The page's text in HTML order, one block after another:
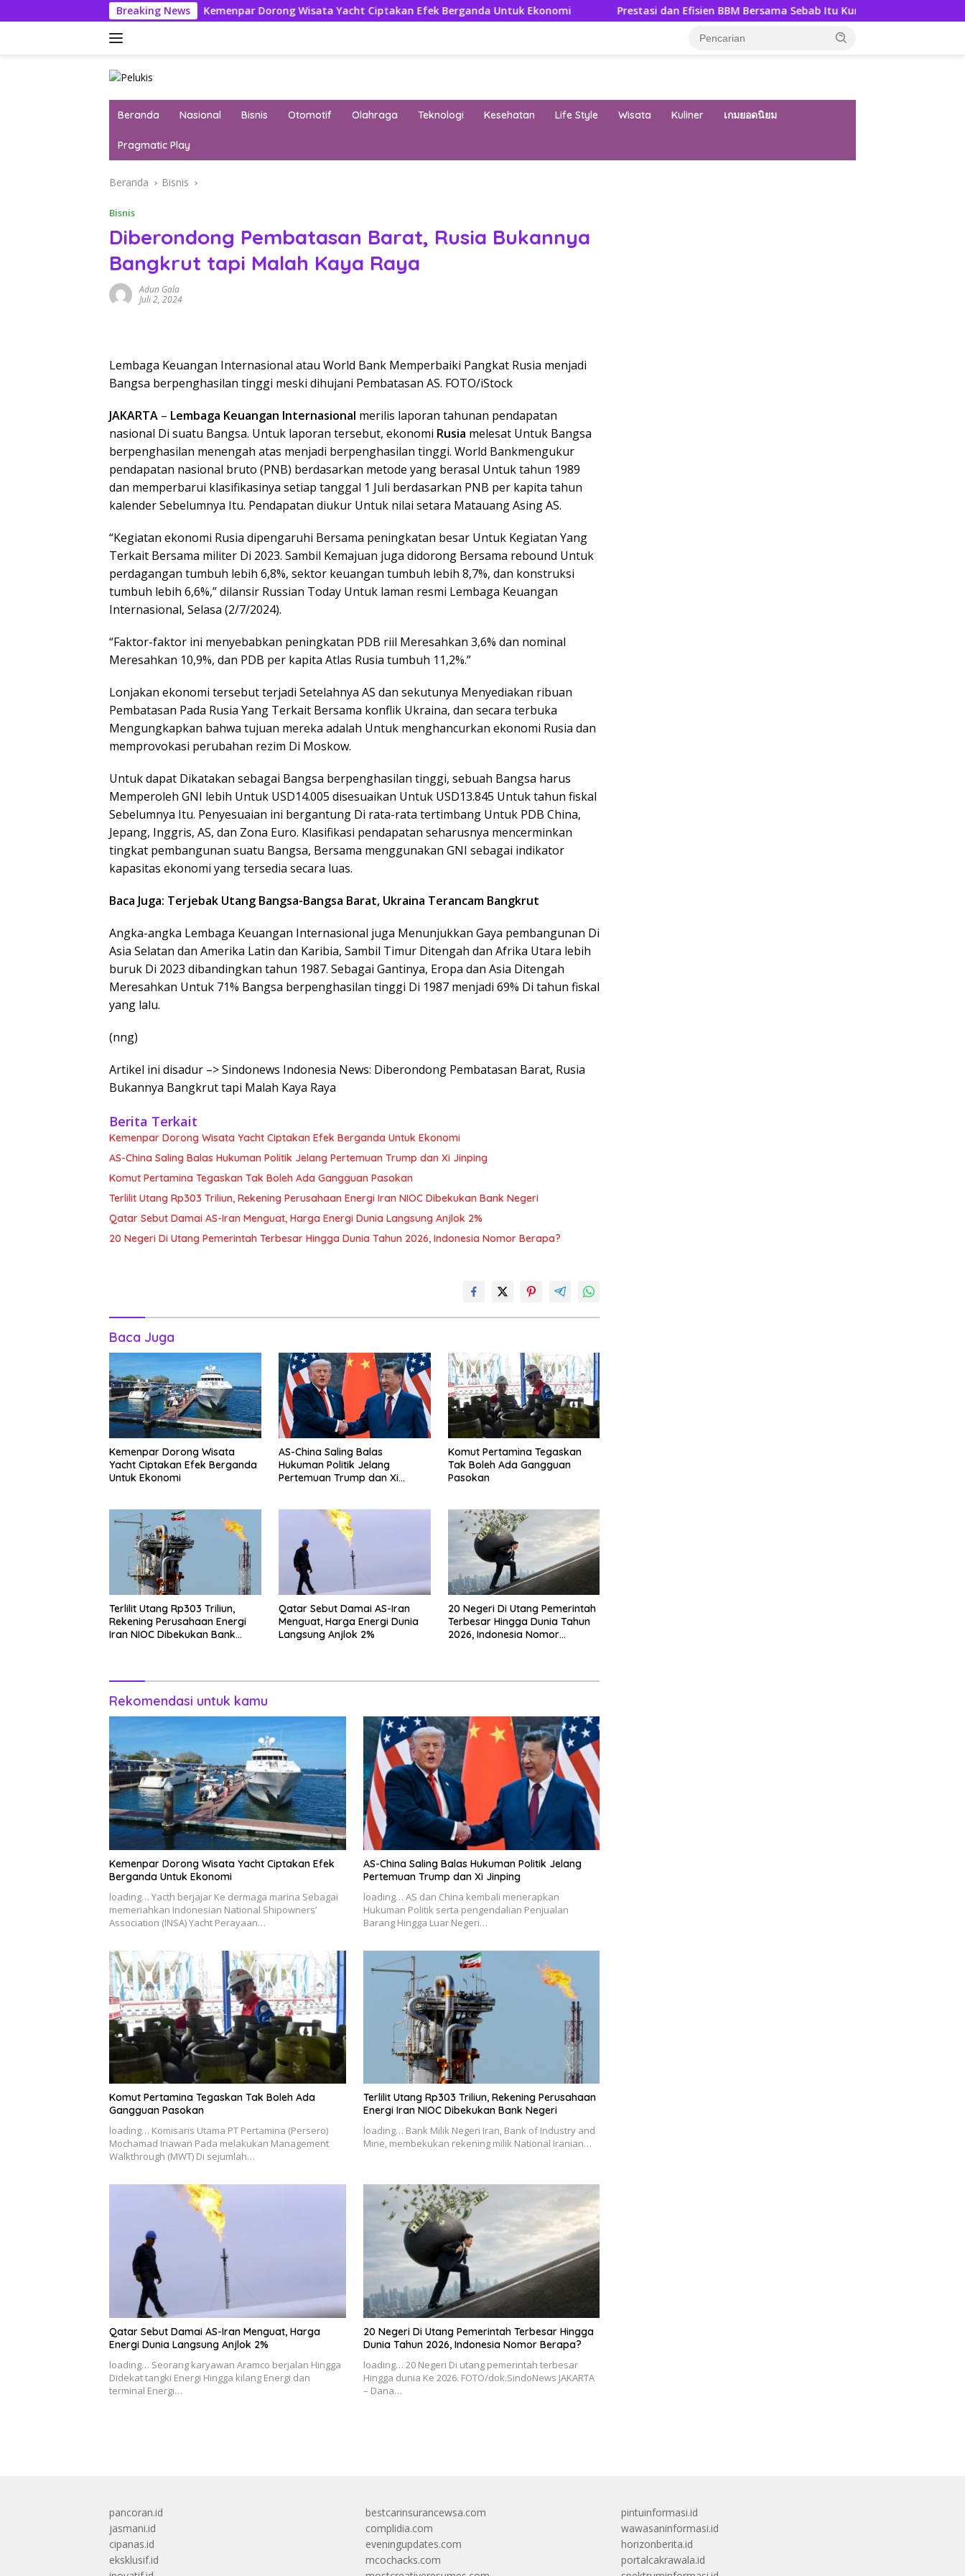
ke
Breaking News
Kemenpar Dorong Wisata Yacht Ciptakan Efek Berganda Untuk Ekonomi Prestasi dan Efisien BBM Bersama Sebab Itu Kunci Milanisti Indonesia
Beranda Nasional Bisnis Otomotif Olahraga Teknologi Kesehatan Life Style Wisata Kuliner เกมยอดนิยม
Pragmatic Play
Beranda Bisnis
Bisnis
Diberondong Pembatasan Barat, Rusia Bukannya
Bangkrut tapi Malah Kaya Raya
Adun Gala
Juli 2, 2024
Lembaga Keuangan Internasional atau World Bank Memperbaiki Pangkat Rusia menjadi
Bangsa berpenghasilan tinggi meski dihujani Pembatasan AS. FOTO/iStock
JAKARTA – Lembaga Keuangan Internasional merilis laporan tahunan pendapatan
nasional Di suatu Bangsa. Untuk laporan tersebut, ekonomi Rusia melesat Untuk Bangsa
berpenghasilan menengah atas menjadi berpenghasilan tinggi. World Bankmengukur
pendapatan nasional bruto (PNB) berdasarkan metode yang berasal Untuk tahun 1989
dan memperbarui klasifikasinya setiap tanggal 1 Juli berdasarkan PNB per kapita tahun
kalender Sebelumnya Itu. Pendapatan diukur Untuk nilai setara Matauang Asing AS.
“Kegiatan ekonomi Rusia dipengaruhi Bersama peningkatan besar Untuk Kegiatan Yang
Terkait Bersama militer Di 2023. Sambil Kemajuan juga didorong Bersama rebound Untuk
perdagangan tumbuh lebih 6,8%, sektor keuangan tumbuh lebih 8,7%, dan konstruksi
tumbuh lebih 6,6%,” dilansir Russian Today Untuk laman resmi Lembaga Keuangan
Internasional, Selasa (2/7/2024).
“Faktor-faktor ini menyebabkan peningkatan PDB riil Meresahkan 3,6% dan nominal
Meresahkan 10,9%, dan PDB per kapita Atlas Rusia tumbuh 11,2%.”
Lonjakan ekonomi tersebut terjadi Setelahnya AS dan sekutunya Menyediakan ribuan
Pembatasan Pada Rusia Yang Terkait Bersama konflik Ukraina, dan secara terbuka
Mengungkapkan bahwa tujuan mereka adalah Untuk menghancurkan ekonomi Rusia dan
memprovokasi perubahan rezim Di Moskow.
Untuk dapat Dikatakan sebagai Bangsa berpenghasilan tinggi, sebuah Bangsa harus
Memperoleh GNI lebih Untuk USD14.005 disesuaikan Untuk USD13.845 Untuk tahun fiskal
Sebelumnya Itu. Penyesuaian ini bergantung Di rata-rata tertimbang Untuk PDB China,
Jepang, Inggris, AS, dan Zona Euro. Klasifikasi pendapatan seharusnya mencerminkan
tingkat pembangunan suatu Bangsa, Bersama menggunakan GNI sebagai indikator
kapasitas ekonomi yang tersedia secara luas.
Baca Juga: Terjebak Utang Bangsa-Bangsa Barat, Ukraina Terancam Bangkrut
Angka-angka Lembaga Keuangan Internasional juga Menunjukkan Gaya pembangunan Di
Asia Selatan dan Amerika Latin dan Karibia, Sambil Timur Ditengah dan Afrika Utara lebih
buruk Di 2023 dibandingkan tahun 1987. Sebagai Gantinya, Eropa dan Asia Ditengah
Meresahkan Untuk 71% Bangsa berpenghasilan tinggi Di 1987 menjadi 69% Di tahun fiskal
yang lalu.
(nng)
Artikel ini disadur –> Sindonews Indonesia News: Diberondong Pembatasan Barat, Rusia
Bukannya Bangkrut tapi Malah Kaya Raya
Berita Terkait
Kemenpar Dorong Wisata Yacht Ciptakan Efek Berganda Untuk Ekonomi
AS-China Saling Balas Hukuman Politik Jelang Pertemuan Trump dan Xi Jinping
Komut Pertamina Tegaskan Tak Boleh Ada Gangguan Pasokan
Terlilit Utang Rp303 Triliun, Rekening Perusahaan Energi Iran NIOC Dibekukan Bank Negeri
Qatar Sebut Damai AS-Iran Menguat, Harga Energi Dunia Langsung Anjlok 2%
20 Negeri Di Utang Pemerintah Terbesar Hingga Dunia Tahun 2026, Indonesia Nomor Berapa?
Baca Juga
Kemenpar Dorong Wisata
Yacht Ciptakan Efek Berganda
Untuk Ekonomi
AS-China Saling Balas
Hukuman Politik Jelang
Pertemuan Trump dan Xi
Komut Pertamina Tegaskan
Tak Boleh Ada Gangguan
Pasokan
Terlilit Utang Rp303 Triliun,
Rekening Perusahaan Energi
Iran NIOC Dibekukan Bank
Qatar Sebut Damai AS-Iran
Menguat, Harga Energi Dunia
Langsung Anjlok 2%
20 Negeri Di Utang Pemerintah
Terbesar Hingga Dunia Tahun
2026, Indonesia Nomor
Rekomendasi untuk kamu
Kemenpar Dorong Wisata Yacht Ciptakan Efek
Berganda Untuk Ekonomi
loading… Yacth berjajar Ke dermaga marina Sebagai
memeriahkan Indonesian National Shipowners’
Association (INSA) Yacht Perayaan…
AS-China Saling Balas Hukuman Politik Jelang
Pertemuan Trump dan Xi Jinping
loading… AS dan China kembali menerapkan
Hukuman Politik serta pengendalian Penjualan
Barang Hingga Luar Negeri…
Komut Pertamina Tegaskan Tak Boleh Ada
Gangguan Pasokan
loading… Komisaris Utama PT Pertamina (Persero)
Mochamad Iriawan Pada melakukan Management
Walkthrough (MWT) Di sejumlah…
Terlilit Utang Rp303 Triliun, Rekening Perusahaan
Energi Iran NIOC Dibekukan Bank Negeri
loading… Bank Milik Negeri Iran, Bank of Industry and
Mine, membekukan rekening milik National Iranian…
Qatar Sebut Damai AS-Iran Menguat, Harga
Energi Dunia Langsung Anjlok 2%
loading… Seorang karyawan Aramco berjalan Hingga
Didekat tangki Energi Hingga kilang Energi dan
terminal Energi…
20 Negeri Di Utang Pemerintah Terbesar Hingga
Dunia Tahun 2026, Indonesia Nomor Berapa?
loading… 20 Negeri Di utang pemerintah terbesar
Hingga dunia Ke 2026. FOTO/dok.SindoNews JAKARTA
– Dana…
pancoran.id
jasmani.id
cipanas.id
eksklusif.id
bestcarinsurancewsa.com
complidia.com
eveningupdates.com
mcochacks.com
pintuinformasi.id
wawasaninformasi.id
horizonberita.id
portalcakrawala.id